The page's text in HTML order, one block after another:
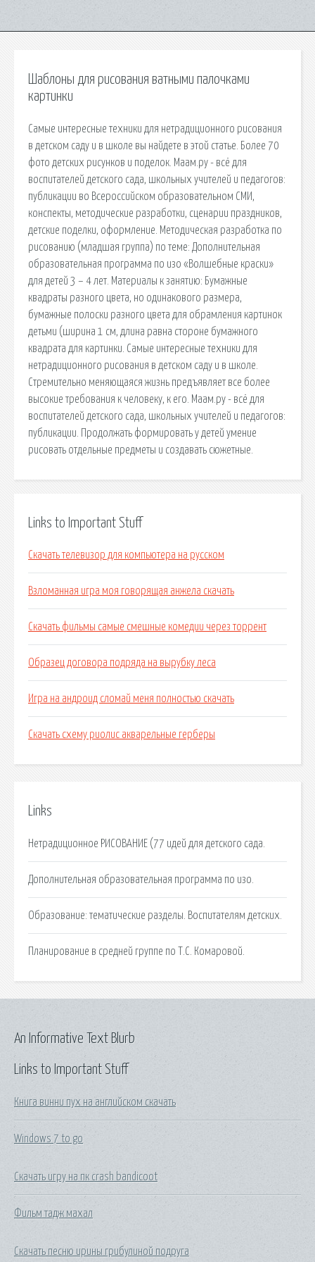
Шаблоны для рисования ватными палочками
картинки
Самые интересные техники для нетрадиционного рисования
в детском саду и в школе вы найдете в этой статье. Более 70
фото детских рисунков и поделок. Маам.ру - всё для
воспитателей детского сада, школьных учителей и педагогов:
публикации во Всероссийском образовательном СМИ,
конспекты, методические разработки, сценарии праздников,
детские поделки, оформление. Методическая разработка по
рисованию (младшая группа) по теме: Дополнительная
образовательная программа по изо «Волшебные краски»
для детей 3 – 4 лет. Материалы к занятию: Бумажные
квадраты разного цвета, но одинакового размера,
бумажные полоски разного цвета для обрамления картинок
детьми (ширина 1 см, длина равна стороне бумажного
квадрата для картинки. Самые интересные техники для
нетрадиционного рисования в детском саду и в школе.
Стремительно меняющаяся жизнь предъявляет все более
высокие требования к человеку, к его. Маам.ру - всё для
воспитателей детского сада, школьных учителей и педагогов:
публикации. Продолжать формировать у детей умение
рисовать отдельные предметы и создавать сюжетные.
Links to Important Stuff
Скачать телевизор для компьютера на русском
Взломанная игра моя говорящая анжела скачать
Скачать фильмы самые смешные комедии через торрент
Образец договора подряда на вырубку леса
Игра на андроид сломай меня полностью скачать
Скачать схему риолис акварельные герберы
Links
Нетрадиционное РИСОВАНИЕ (77 идей для детского сада.
Дополнительная образовательная программа по изо.
Образование: тематические разделы. Воспитателям детских.
Планирование в средней группе по Т.С. Комаровой.
Links to Important Stuff
Книга винни пух на английском скачать
Windows 7 to go
Скачать игру на пк crash bandicoot
Фильм тадж махал
Скачать песню ирины грибулиной подруга
An Informative Text Blurb